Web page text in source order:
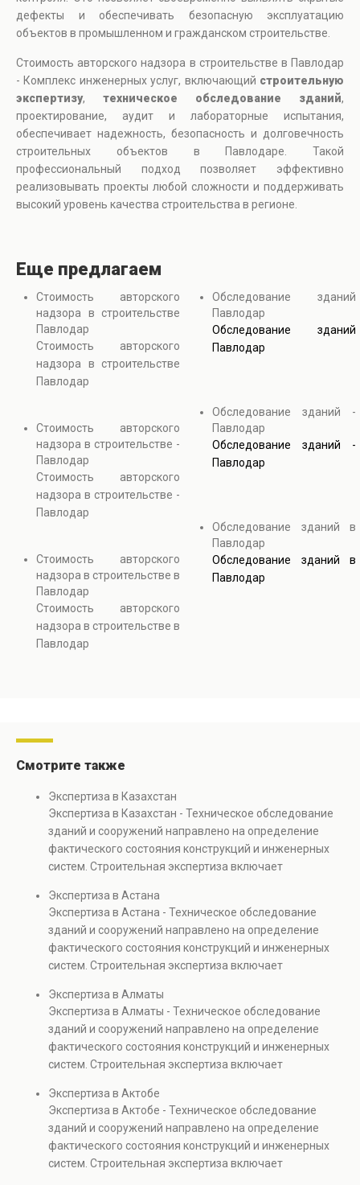
дефекты и обеспечивать безопасную эксплуатацию
объектов в промышленном и гражданском строительстве.
Стоимость авторского надзора в строительстве в Павлодар
- Комплекс инженерных услуг, включающий строительную
экспертизу, техническое обследование зданий,
проектирование, аудит и лабораторные испытания,
обеспечивает надежность, безопасность и долговечность
строительных объектов в Павлодаре. Такой
профессиональный подход позволяет эффективно
реализовывать проекты любой сложности и поддерживать
высокий уровень качества строительства в регионе.
Еще предлагаем
Стоимость авторского
надзора в строительстве
Павлодар
Стоимость авторского
надзора в строительстве
Павлодар
Стоимость авторского
надзора в строительстве -
Павлодар
Стоимость авторского
надзора в строительстве -
Павлодар
Стоимость авторского
надзора в строительстве в
Павлодар
Стоимость авторского
надзора в строительстве в
Павлодар
Обследование зданий
Павлодар
Обследование зданий
Павлодар
Обследование зданий -
Павлодар
Обследование зданий -
Павлодар
Обследование зданий в
Павлодар
Обследование зданий в
Павлодар
Смотрите также
Экспертиза в Казахстан
Экспертиза в Казахстан - Техническое обследование
зданий и сооружений направлено на определение
фактического состояния конструкций и инженерных
систем. Строительная экспертиза включает
элементов и оценку эксплуатационной безопасности.
Услуга востребована при покупке недвижимости,
капитальном ремонте и реконструкции объектов, а
также при судебных разбирательствах и технических
проверках.
Экспертиза в Астана
Экспертиза в Астана - Техническое обследование
зданий и сооружений направлено на определение
фактического состояния конструкций и инженерных
систем. Строительная экспертиза включает
элементов и оценку эксплуатационной безопасности.
Услуга востребована при покупке недвижимости,
капитальном ремонте и реконструкции объектов, а
также при судебных разбирательствах и технических
проверках.
Экспертиза в Алматы
Экспертиза в Алматы - Техническое обследование
зданий и сооружений направлено на определение
фактического состояния конструкций и инженерных
систем. Строительная экспертиза включает
элементов и оценку эксплуатационной безопасности.
Услуга востребована при покупке недвижимости,
капитальном ремонте и реконструкции объектов, а
также при судебных разбирательствах и технических
проверках.
Экспертиза в Актобе
Экспертиза в Актобе - Техническое обследование
зданий и сооружений направлено на определение
фактического состояния конструкций и инженерных
систем. Строительная экспертиза включает